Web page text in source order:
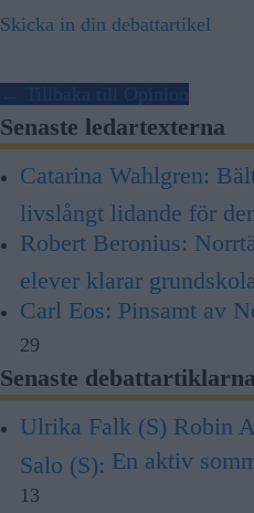
Skicka in din debattartikel
Senaste ledartexterna
Catarina Wahlgren:
livslångt lidande för
Robert Beronius:
elever klarar
Carl Eos: Pinsamt av
29
Senaste
Ulrika Falk (S) Robin
Salo (S): En aktiv
13